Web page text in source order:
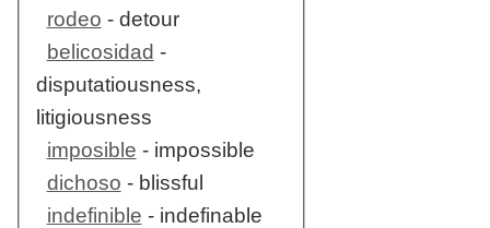
rodeo - detour
belicosidad -
disputatiousness,
litigiousness
imposible - impossible
dichoso - blissful
indefinible - indefinable